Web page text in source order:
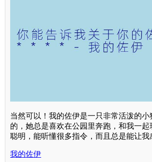
当然可以！我的佐伊是一只非常活泼的小
的，她总是喜欢在公园里奔跑，和我一起
聪明，能听懂很多指令，而且总是能让我
我的佐伊